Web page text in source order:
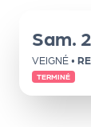
Sam.
VEIGNÉ •
TERMINÉ
s
sél
ec